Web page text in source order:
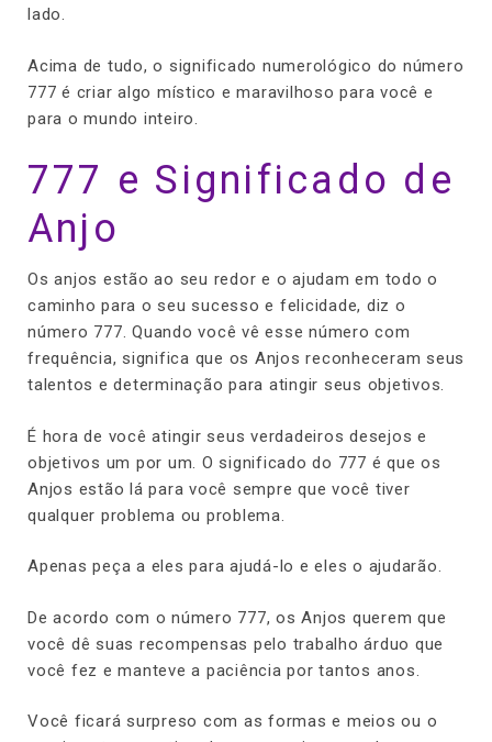
lado.
Acima de tudo, o significado numerológico do número
777 é criar algo místico e maravilhoso para você e
para o mundo inteiro.
777 e Significado de
Anjo
Os anjos estão ao seu redor e o ajudam em todo o
caminho para o seu sucesso e felicidade, diz o
número 777. Quando você vê esse número com
frequência, significa que os Anjos reconheceram seus
talentos e determinação para atingir seus objetivos.
É hora de você atingir seus verdadeiros desejos e
objetivos um por um. O significado do 777 é que os
Anjos estão lá para você sempre que você tiver
qualquer problema ou problema.
Apenas peça a eles para ajudá-lo e eles o ajudarão.
De acordo com o número 777, os Anjos querem que
você dê suas recompensas pelo trabalho árduo que
você fez e manteve a paciência por tantos anos.
Você ficará surpreso com as formas e meios ou o